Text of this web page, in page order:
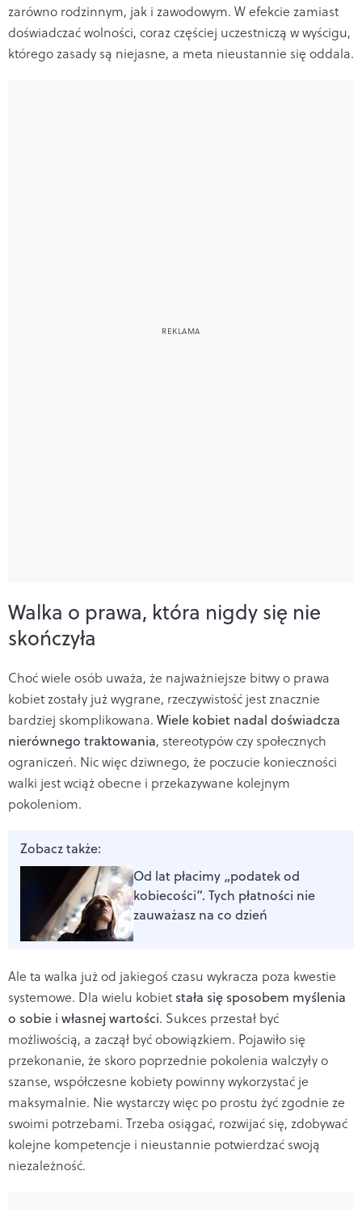
zarówno rodzinnym, jak i zawodowym. W efekcie zamiast
doświadczać wolności, coraz częściej uczestniczą w wyścigu,
którego zasady są niejasne, a meta nieustannie się oddala.
Walka o prawa, która nigdy się nie
skończyła
Choć wiele osób uważa, że najważniejsze bitwy o prawa
kobiet zostały już wygrane, rzeczywistość jest znacznie
bardziej skomplikowana. Wiele kobiet nadal doświadcza
nierównego traktowania, stereotypów czy społecznych
ograniczeń. Nic więc dziwnego, że poczucie konieczności
walki jest wciąż obecne i przekazywane kolejnym
pokoleniom.
Zobacz także:
Od lat płacimy „podatek od
kobiecości”. Tych płatności nie
zauważasz na co dzień
Ale ta walka już od jakiegoś czasu wykracza poza kwestie
systemowe. Dla wielu kobiet stała się sposobem myślenia
o sobie i własnej wartości. Sukces przestał być
możliwością, a zaczął być obowiązkiem. Pojawiło się
przekonanie, że skoro poprzednie pokolenia walczyły o
szanse, współczesne kobiety powinny wykorzystać je
maksymalnie. Nie wystarczy więc po prostu żyć zgodnie ze
swoimi potrzebami. Trzeba osiągać, rozwijać się, zdobywać
kolejne kompetencje i nieustannie potwierdzać swoją
niezależność.